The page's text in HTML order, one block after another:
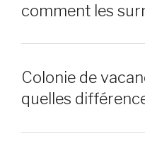
comment les
Colonie de
quelles